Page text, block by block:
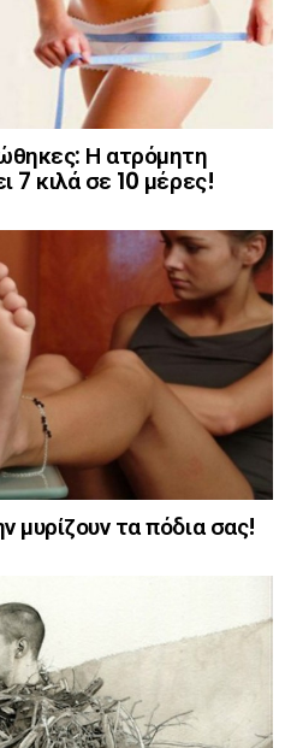
Η ατρόμητη
7 κιλά σε 10 μέρες!
μυρίζουν τα πόδια σας!